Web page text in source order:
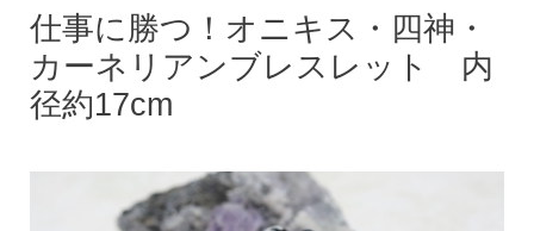
仕事に勝つ！オニキス・四神・
カーネリアンブレスレット 内
径約17cm